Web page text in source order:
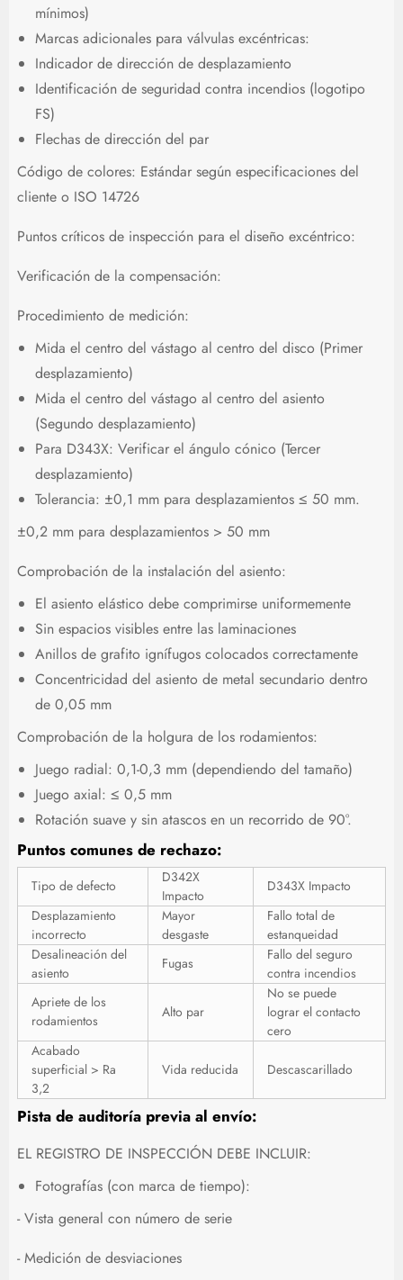
mínimos)
Marcas adicionales para válvulas excéntricas:
Indicador de dirección de desplazamiento
Identificación de seguridad contra incendios (logotipo
FS)
Flechas de dirección del par
Código de colores: Estándar según especificaciones del
cliente o ISO 14726
Puntos críticos de inspección para el diseño excéntrico:
Verificación de la compensación:
Procedimiento de medición:
Mida el centro del vástago al centro del disco (Primer
desplazamiento)
Mida el centro del vástago al centro del asiento
(Segundo desplazamiento)
Para D343X: Verificar el ángulo cónico (Tercer
desplazamiento)
Tolerancia: ±0,1 mm para desplazamientos ≤ 50 mm.
±0,2 mm para desplazamientos > 50 mm
Comprobación de la instalación del asiento:
El asiento elástico debe comprimirse uniformemente
Sin espacios visibles entre las laminaciones
Anillos de grafito ignífugos colocados correctamente
Concentricidad del asiento de metal secundario dentro
de 0,05 mm
Comprobación de la holgura de los rodamientos:
Juego radial: 0,1-0,3 mm (dependiendo del tamaño)
Juego axial: ≤ 0,5 mm
Rotación suave y sin atascos en un recorrido de 90°.
Puntos comunes de rechazo:
Tipo de defecto
D342X
Impacto
D343X Impacto
Desplazamiento
incorrecto
Mayor
desgaste
Fallo total de
estanqueidad
Desalineación del
asiento
Fugas
Fallo del seguro
contra incendios
Apriete de los
rodamientos
Alto par
No se puede
lograr el contacto
cero
Acabado
superficial > Ra
3,2
Vida reducida Descascarillado
Pista de auditoría previa al envío:
EL REGISTRO DE INSPECCIÓN DEBE INCLUIR:
Fotografías (con marca de tiempo):
- Vista general con número de serie
- Medición de desviaciones